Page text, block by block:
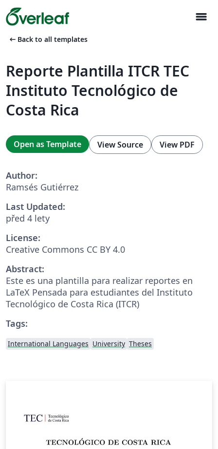
menu
arrow_left_alt Back to all templates
Reporte Plantilla ITCR TEC
Instituto Tecnológico de
Costa Rica
Open as Template View Source View PDF
Author:
Ramsés Gutiérrez
Last Updated:
před 4 lety
License:
Creative Commons CC BY 4.0
Abstract:
Este es una plantilla para realizar reportes en
LaTeX Pensada para estudiantes del Instituto
Tecnológico de Costa Rica (ITCR)
Tags:
International Languages University Theses